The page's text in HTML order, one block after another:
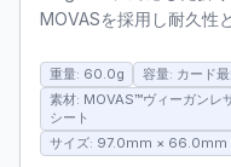
MOVASを採用し耐久性
重量: 60.0g
容量: カード
素材: MOVAS™ヴィーガンレ
シート
サイズ: 97.0mm × 66.0mm